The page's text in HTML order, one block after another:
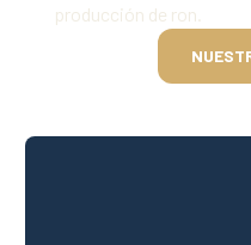
producción de ron.